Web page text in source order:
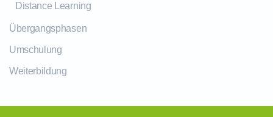
Distance Learning
Übergangsphasen
Umschulung
Weiterbildung